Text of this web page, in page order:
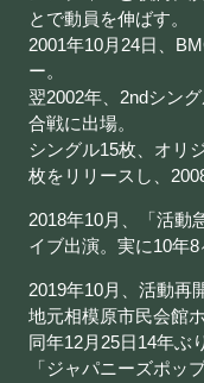
とで動員を伸ばす。
2001年10月24日、
ー。
翌2002年、2ndシン
合戦に出場。
シングル15枚、オリ
枚をリリースし、
2018年10月、「活動
イブ出演。実に10年8
2019年10月、活動再
地元相模原市民会館
同年12月25日14年ぶ
「ジャパニーズポッ